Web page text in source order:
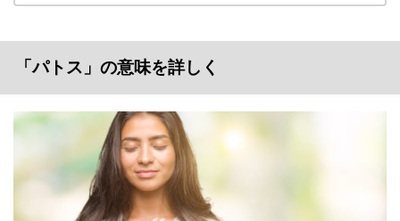
「パトス」の意味を詳しく